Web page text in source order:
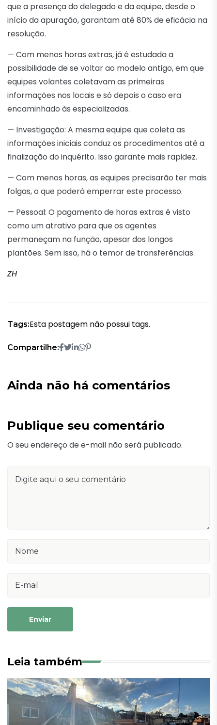
que a presença do delegado e da equipe, desde o
início da apuração, garantam até 80% de eficácia na
resolução.
— Com menos horas extras, já é estudada a
possibilidade de se voltar ao modelo antigo, em que
equipes volantes coletavam as primeiras
informações nos locais e só depois o caso era
encaminhado às especializadas.
— Investigação: A mesma equipe que coleta as
informações iniciais conduz os procedimentos até a
finalização do inquérito. Isso garante mais rapidez.
— Com menos horas, as equipes precisarão ter mais
folgas, o que poderá emperrar este processo.
— Pessoal: O pagamento de horas extras é visto
como um atrativo para que os agentes
permaneçam na função, apesar dos longos
plantões. Sem isso, há o temor de transferências.
ZH
Tags:Esta postagem não possui tags.
Compartilhe:
Ainda não há comentários
Publique seu comentário
O seu endereço de e-mail não será publicado.
Enviar
Leia também